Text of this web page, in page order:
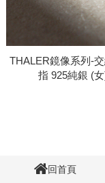
THALER鏡像系列-
指 925純銀 (
回首頁